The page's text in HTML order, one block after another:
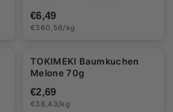
€6,49
€360,56/kg
TOKIMEKI Baumkuchen
Melone 70g
€2,69
€38,43/kg